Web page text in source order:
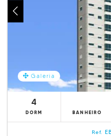
Galeria
4
DORM BANHEIRO
Ref.